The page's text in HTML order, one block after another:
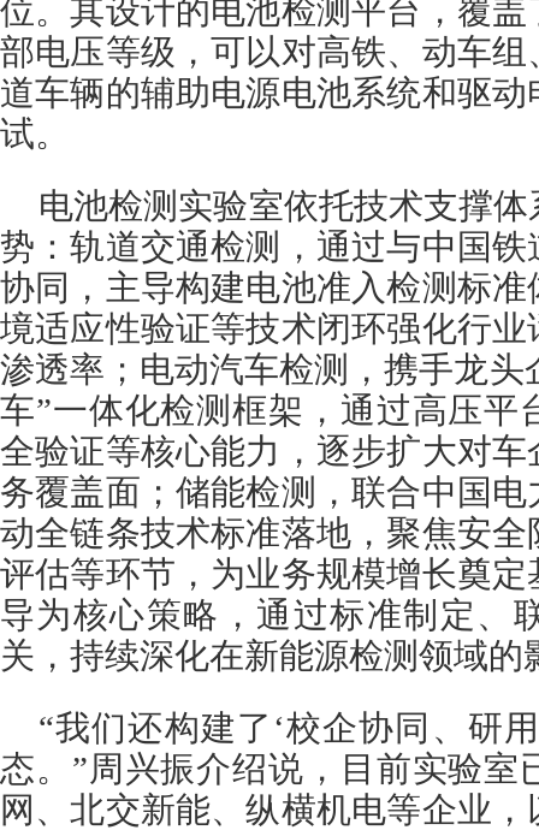
位。其设计的电池检测平台，覆
部电压等级，可以对高铁、动车
道车辆的辅助电源电池系统和驱
试。
电池检测实验室依托技术支撑
势：轨道交通检测，通过与中国
协同，主导构建电池准入检测标
境适应性验证等技术闭环强化行
渗透率；电动汽车检测，携手龙头
车”一体化检测框架，通过高压平
全验证等核心能力，逐步扩大对
务覆盖面；储能检测，联合中国
动全链条技术标准落地，聚焦安
评估等环节，为业务规模增长奠
导为核心策略，通过标准制定、
关，持续深化在新能源检测领域的
“我们还构建了‘校企协同、研
态。”周兴振介绍说，目前实验室
网、北交新能、纵横机电等企业